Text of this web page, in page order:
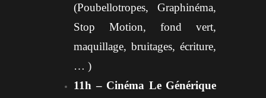
(Poubellotropes, Graphinéma,
Stop Motion, fond vert,
maquillage, bruitages, écriture,
… )
11h – Cinéma Le Générique